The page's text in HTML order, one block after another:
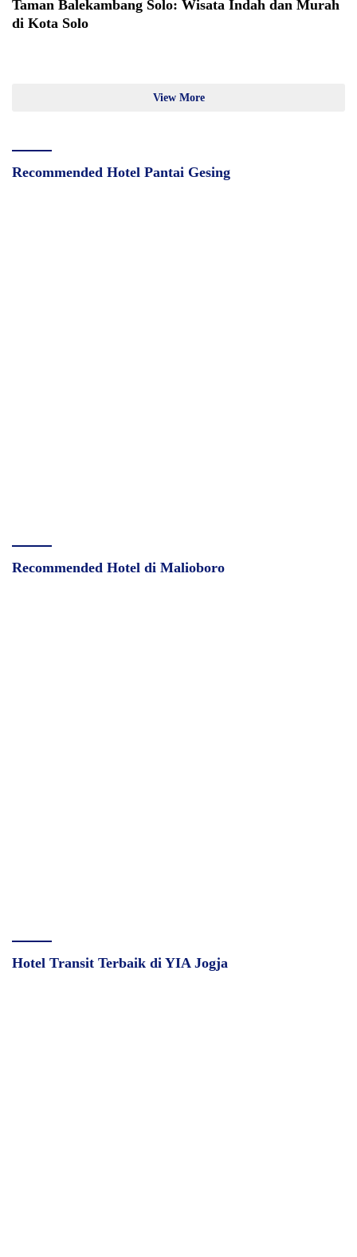
Taman Balekambang Solo: Wisata Indah dan Murah
di Kota Solo
View More
Recommended Hotel Pantai Gesing
Recommended Hotel di Malioboro
Hotel Transit Terbaik di YIA Jogja